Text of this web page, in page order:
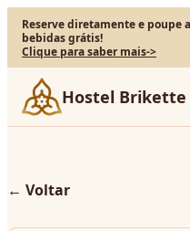
Reserve diretamente e poupe
bebidas grátis!
Clique para saber mais->
Hostel Brikette
← Voltar